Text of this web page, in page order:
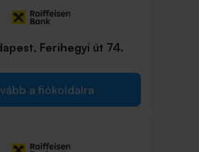
Ferihegyi út 74.
a fiókoldalra